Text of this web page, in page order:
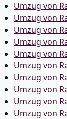
Umzug von
Umzug von
Umzug von
Umzug von
Umzug von
Umzug von
Umzug von
Umzug von
Umzug von
Umzug von